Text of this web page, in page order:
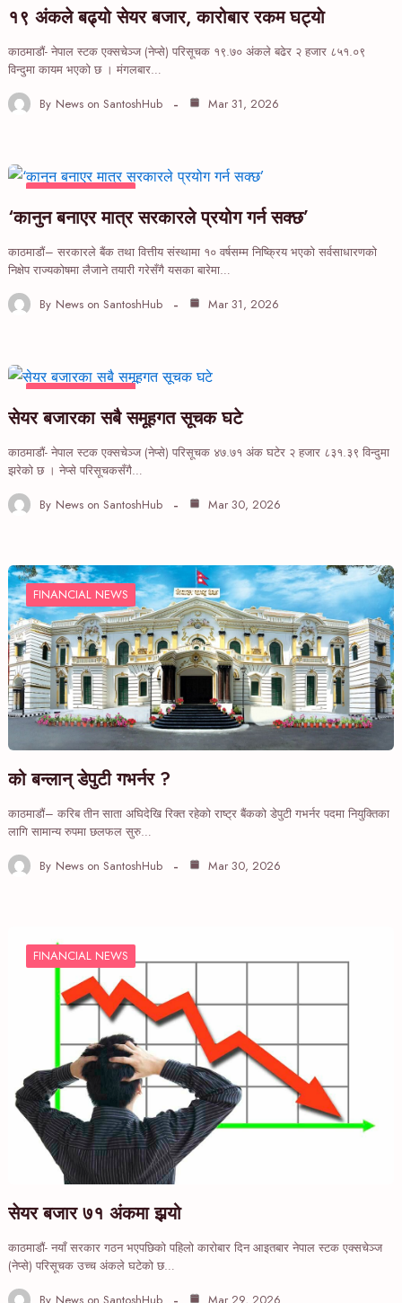
१९ अंकले बढ्यो सेयर बजार, कारोबार रकम घट्याे
काठमाडौं- नेपाल स्टक एक्सचेञ्ज (नेप्से) परिसूचक १९.७० अंकले बढेर २ हजार ८५१.०९
विन्दुमा कायम भएको छ । मंगलबार…
By News on SantoshHub Mar 31, 2026
FINANCIAL NEWS
‘कानुन बनाएर मात्र सरकारले प्रयोग गर्न सक्छ’
काठमाडौं– सरकारले बैंक तथा वित्तीय संस्थामा १० वर्षसम्म निष्क्रिय भएको सर्वसाधारणको
निक्षेप राज्यकोषमा लैजाने तयारी गरेसँगै यसका बारेमा…
By News on SantoshHub Mar 31, 2026
FINANCIAL NEWS
सेयर बजारका सबै समूहगत सूचक घटे
काठमाडौं- नेपाल स्टक एक्सचेञ्ज (नेप्से) परिसूचक ४७.७१ अंक घटेर २ हजार ८३१.३९ विन्दुमा
झरेको छ । नेप्से परिसूचकसँगै…
By News on SantoshHub Mar 30, 2026
FINANCIAL NEWS
को बन्लान् डेपुटी गभर्नर ?
काठमाडौं– करिब तीन साता अघिदेखि रिक्त रहेको राष्ट्र बैंकको डेपुटी गभर्नर पदमा नियुक्तिका
लागि सामान्य रुपमा छलफल सुरु…
By News on SantoshHub Mar 30, 2026
FINANCIAL NEWS
सेयर बजार ७१ अंकमा झर्‍यो
काठमाडौं- नयाँ सरकार गठन भएपछिको पहिलो कारोबार दिन आइतबार नेपाल स्टक एक्सचेञ्ज
(नेप्से) परिसूचक उच्च अंकले घटेको छ…
By News on SantoshHub Mar 29, 2026